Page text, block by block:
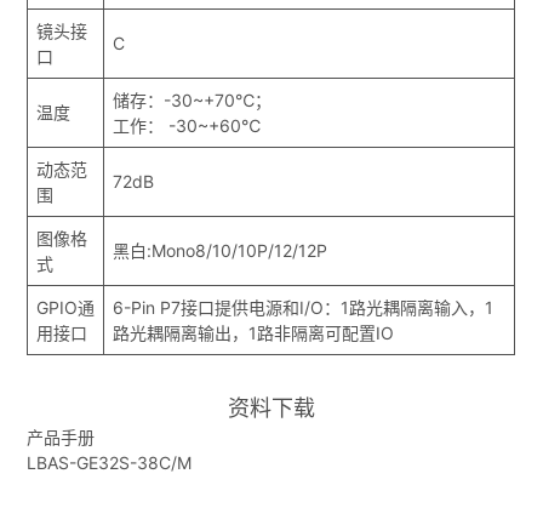
镜头接
口
C
温度
储存：-30~+70℃；
工作： -30~+60℃
动态范
围
72dB
图像格
式
黑白:Mono8/10/10P/12/12P
GPIO通
用接口
6-Pin P7接口提供电源和I/O：1路光耦隔离输入，1
路光耦隔离输出，1路非隔离可配置IO
资料下载
产品手册
LBAS-GE32S-38C/M